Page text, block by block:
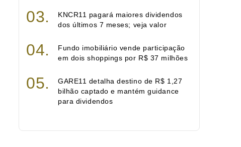
KNCR11 pagará maiores dividendos
dos últimos 7 meses; veja valor
Fundo imobiliário vende participação
em dois shoppings por R$ 37 milhões
GARE11 detalha destino de R$ 1,27
bilhão captado e mantém guidance
para dividendos